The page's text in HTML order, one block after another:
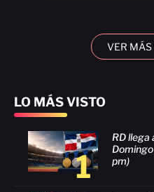
LO MÁS VISTO
1
RD llega
pm)
VER MÁS